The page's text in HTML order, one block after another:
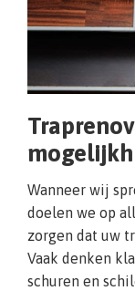
Wanneer wij
doelen we op
zorgen dat uw
Vaak denken
schuren en